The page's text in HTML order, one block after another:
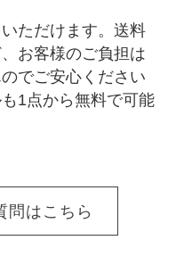
ただけます。送料
お客様のご負担は
でご安心ください
1点から無料で可能
問はこちら